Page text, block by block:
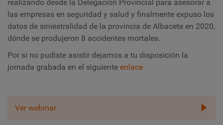
realizando desde la Delegación Provincial para asesorar a
las empresas en seguridad y salud y finalmente expuso los
datos de siniestralidad de la provincia de Albacete en 2020,
dónde se produjeron 8 accidentes mortales.
Por si no pudiste asistir dejamos a tu disposición la
jornada grabada en el siguiente enlace
Ver webinar